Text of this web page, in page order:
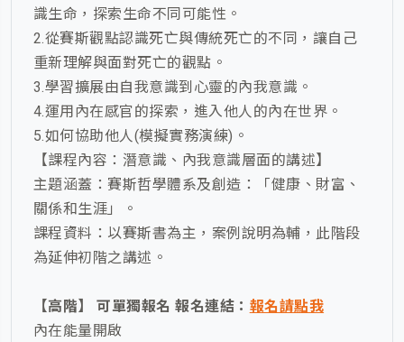
識生命，探索生命不同可能性。
2.從賽斯觀點認識死亡與傳統死亡的不同，讓自己
重新理解與面對死亡的觀點。
3.學習擴展由自我意識到心靈的內我意識。
4.運用內在感官的探索，進入他人的內在世界。
5.如何協助他人(模擬實務演練)。
【課程內容：潛意識、內我意識層面的講述】
主題涵蓋：賽斯哲學體系及創造：「健康、財富、
關係和生涯」。
課程資料：以賽斯書為主，案例說明為輔，此階段
為延伸初階之講述。
【高階】 可單獨報名 報名連結： 報名請點我
內在能量開啟